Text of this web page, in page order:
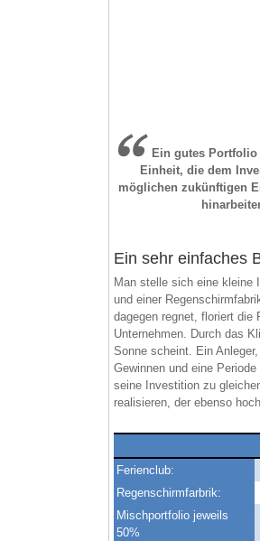
Ein gutes
Einheit, die dem
möglichen zukünftigen
Ein sehr einfaches
Man stelle sich eine kleine
und einer
dagegen regnet, floriert die
Unternehmen. Durch das
Sonne scheint. Ein
Gewinnen und eine
seine Investition zu
realisieren, der ebenso
Ferienclub:
Regenschirmfarbrik:
Mischportfolio jeweils
50%